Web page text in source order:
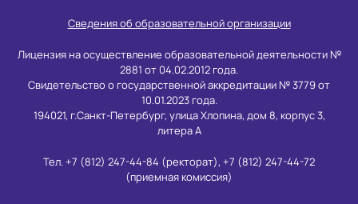
Сведения об образовательной организации
Лицензия на осуществление образовательной деятельности №
2881 от 04.02.2012 года.
Свидетельство о государственной аккредитации № 3779 от
10.01.2023 года.
194021, г.Санкт-Петербург, улица Хлопина, дом 8, корпус 3,
литера А
Тел. +7 (812) 247-44-84 (ректорат), +7 (812) 247-44-72
(приемная комиссия)